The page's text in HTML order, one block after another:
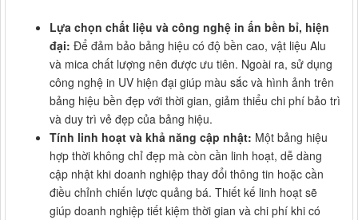
Lựa chọn chất liệu và công nghệ in ấn bền bỉ, hiện
đại: Để đảm bảo bảng hiệu có độ bền cao, vật liệu Alu
và mica chất lượng nên được ưu tiên. Ngoài ra, sử dụng
công nghệ in UV hiện đại giúp màu sắc và hình ảnh trên
bảng hiệu bền đẹp với thời gian, giảm thiểu chi phí bảo trì
và duy trì vẻ đẹp của bảng hiệu.
Tính linh hoạt và khả năng cập nhật: Một bảng hiệu
hợp thời không chỉ đẹp mà còn cần linh hoạt, dễ dàng
cập nhật khi doanh nghiệp thay đổi thông tin hoặc cần
điều chỉnh chiến lược quảng bá. Thiết kế linh hoạt sẽ
giúp doanh nghiệp tiết kiệm thời gian và chi phí khi có